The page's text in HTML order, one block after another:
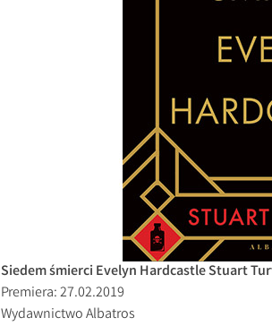
Siedem śmierci Evelyn Hardcastle Stuart
Premiera: 27.02.2019
Wydawnictwo Albatros